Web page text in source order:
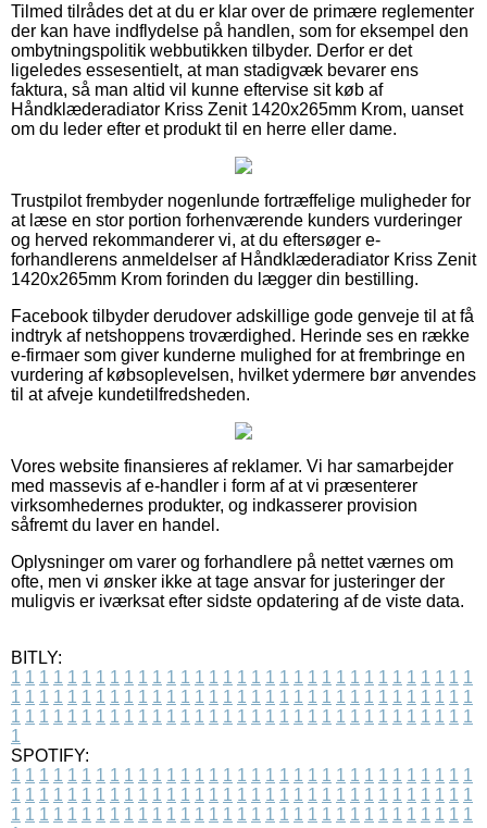
Tilmed tilrådes det at du er klar over de primære reglementer
der kan have indflydelse på handlen, som for eksempel den
ombytningspolitik webbutikken tilbyder. Derfor er det
ligeledes essesentielt, at man stadigvæk bevarer ens
faktura, så man altid vil kunne eftervise sit køb af
Håndklæderadiator Kriss Zenit 1420x265mm Krom, uanset
om du leder efter et produkt til en herre eller dame.
Trustpilot frembyder nogenlunde fortræffelige muligheder for
at læse en stor portion forhenværende kunders vurderinger
og herved rekommanderer vi, at du eftersøger e-
forhandlerens anmeldelser af Håndklæderadiator Kriss Zenit
1420x265mm Krom forinden du lægger din bestilling.
Facebook tilbyder derudover adskillige gode genveje til at få
indtryk af netshoppens troværdighed. Herinde ses en række
e-firmaer som giver kunderne mulighed for at frembringe en
vurdering af købsoplevelsen, hvilket ydermere bør anvendes
til at afveje kundetilfredsheden.
Vores website finansieres af reklamer. Vi har samarbejder
med massevis af e-handler i form af at vi præsenterer
virksomhedernes produkter, og indkasserer provision
såfremt du laver en handel.
Oplysninger om varer og forhandlere på nettet værnes om
ofte, men vi ønsker ikke at tage ansvar for justeringer der
muligvis er iværksat efter sidste opdatering af de viste data.
BITLY:
1 1 1 1 1 1 1 1 1 1 1 1 1 1 1 1 1 1 1 1 1 1 1 1 1 1 1 1 1 1 1 1 1
1 1 1 1 1 1 1 1 1 1 1 1 1 1 1 1 1 1 1 1 1 1 1 1 1 1 1 1 1 1 1 1 1
1 1 1 1 1 1 1 1 1 1 1 1 1 1 1 1 1 1 1 1 1 1 1 1 1 1 1 1 1 1 1 1 1
1
SPOTIFY:
1 1 1 1 1 1 1 1 1 1 1 1 1 1 1 1 1 1 1 1 1 1 1 1 1 1 1 1 1 1 1 1 1
1 1 1 1 1 1 1 1 1 1 1 1 1 1 1 1 1 1 1 1 1 1 1 1 1 1 1 1 1 1 1 1 1
1 1 1 1 1 1 1 1 1 1 1 1 1 1 1 1 1 1 1 1 1 1 1 1 1 1 1 1 1 1 1 1 1